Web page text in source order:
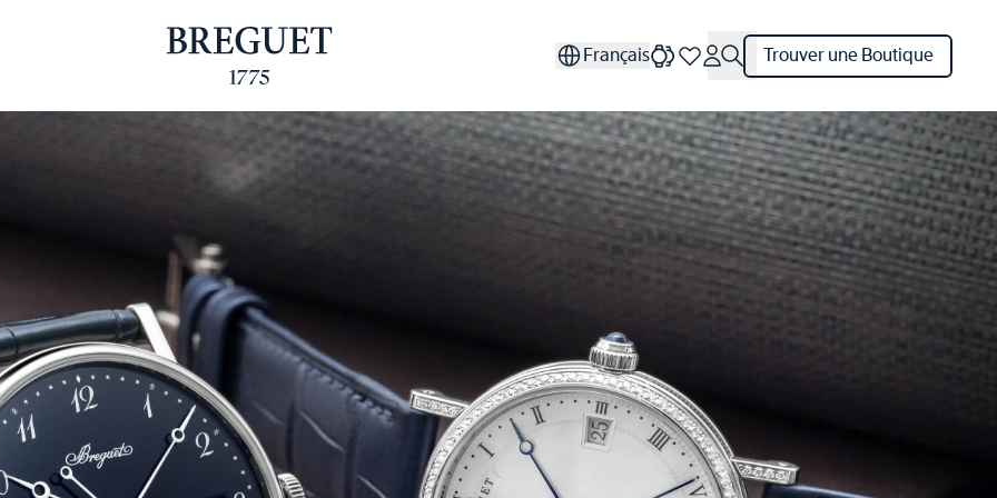
Français Trouver une Boutique